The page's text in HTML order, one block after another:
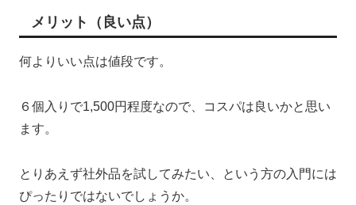
メリット（良い点）
何よりいい点は値段です。
６個入りで1,500円程度なので、コスパは良いかと思い
ます。
とりあえず社外品を試してみたい、という方の入門には
ぴったりではないでしょうか。